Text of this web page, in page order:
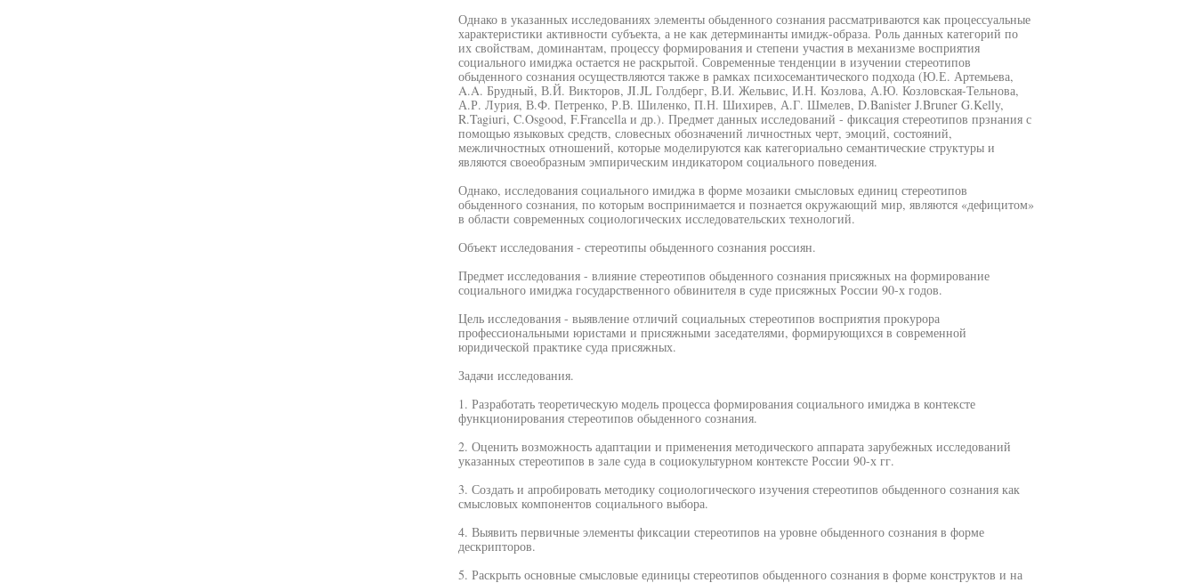
Однако в указанных исследованиях элементы обыденного сознания рассматриваются как процессуальные
характеристики активности субъекта, а не как детерминанты имидж-образа. Роль данных категорий по
их свойствам, доминантам, процессу формирования и степени участия в механизме восприятия
социального имиджа остается не раскрытой. Современные тенденции в изучении стереотипов
обыденного сознания осуществляются также в рамках психосемантического подхода (Ю.Е. Артемьева,
A.A. Брудный, В.Й. Викторов, JI.JL Голдберг, В.И. Жельвис, И.Н. Козлова, А.Ю. Козловская-Тельнова,
А.Р. Лурия, В.Ф. Петренко, Р.В. Шиленко, П.Н. Шихирев, А.Г. Шмелев, D.Banister J.Bruner G.Kelly,
R.Tagiuri, C.Osgood, F.Francella и др.). Предмет данных исследований - фиксация стереотипов прзнания с
помощью языковых средств, словесных обозначений личностных черт, эмоций, состояний,
межличностных отношений, которые моделируются как категориально семантические структуры и
являются своеобразным эмпирическим индикатором социального поведения.
Однако, исследования социального имиджа в форме мозаики смысловых единиц стереотипов
обыденного сознания, по которым воспринимается и познается окружающий мир, являются «дефицитом»
в области современных социологических исследовательских технологий.
Объект исследования - стереотипы обыденного сознания россиян.
Предмет исследования - влияние стереотипов обыденного сознания присяжных на формирование
социального имиджа государственного обвинителя в суде присяжных России 90-х годов.
Цель исследования - выявление отличий социальных стереотипов восприятия прокурора
профессиональными юристами и присяжными заседателями, формирующихся в современной
юридической практике суда присяжных.
Задачи исследования.
1. Разработать теоретическую модель процесса формирования социального имиджа в контексте
функционирования стереотипов обыденного сознания.
2. Оценить возможность адаптации и применения методического аппарата зарубежных исследований
указанных стереотипов в зале суда в социокультурном контексте России 90-х гг.
3. Создать и апробировать методику социологического изучения стереотипов обыденного сознания как
смысловых компонентов социального выбора.
4. Выявить первичные элементы фиксации стереотипов на уровне обыденного сознания в форме
дескрипторов.
5. Раскрыть основные смысловые единицы стереотипов обыденного сознания в форме конструктов и на